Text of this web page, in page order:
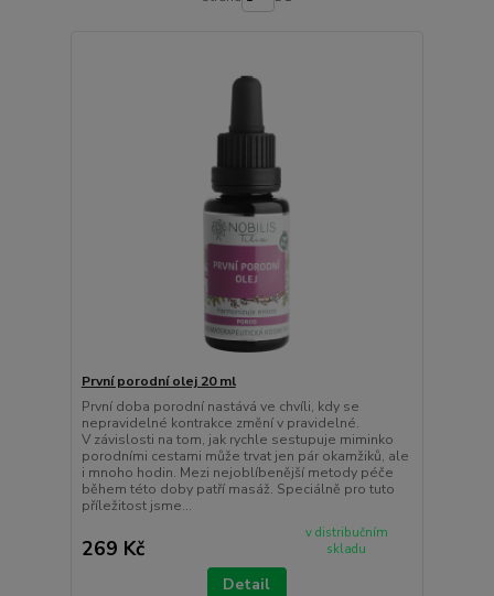
První porodní olej 20 ml
První doba porodní nastává ve chvíli, kdy se
nepravidelné kontrakce změní v pravidelné.
V závislosti na tom, jak rychle sestupuje miminko
porodními cestami může trvat jen pár okamžiků, ale
i mnoho hodin. Mezi nejoblíbenější metody péče
během této doby patří masáž. Speciálně pro tuto
příležitost jsme...
269 Kč
v distribučním
skladu
Detail